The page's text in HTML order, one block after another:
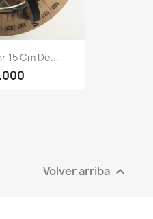
15 Cm De...
Volver arriba 